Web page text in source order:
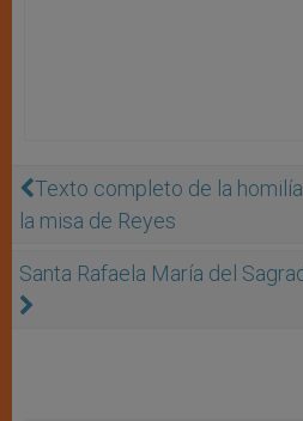
Texto completo de la
la misa de Reyes
Santa Rafaela María del